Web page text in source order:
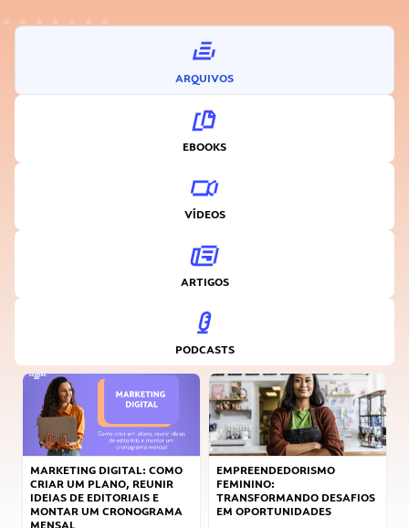
ARQUIVOS
EBOOKS
VÍDEOS
ARTIGOS
PODCASTS
MARKETING DIGITAL: COMO
CRIAR UM PLANO, REUNIR
IDEIAS DE EDITORIAIS E
MONTAR UM CRONOGRAMA
EMPREENDEDORISMO
FEMININO:
TRANSFORMANDO DESAFIOS
EM OPORTUNIDADES